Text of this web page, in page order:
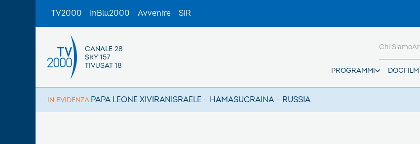
TV2000 InBlu2000 Avvenire SIR
CANALE 28
SKY 157
TIVUSAT 18
PROGRAMMI DOCFILM
Chi Siamo
IN EVIDENZA:PAPA LEONE XIVIRANISRAELE – HAMASUCRAINA – RUSSIA